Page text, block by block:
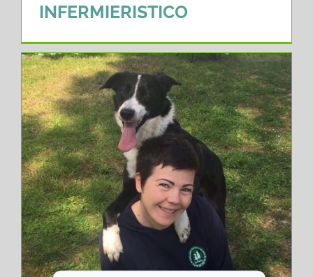
INFERMIERISTICO